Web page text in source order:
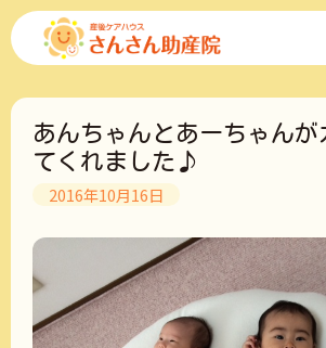
コ
ン
ツ
あんちゃんとあーちゃんが
てくれました♪
2016年10月16日